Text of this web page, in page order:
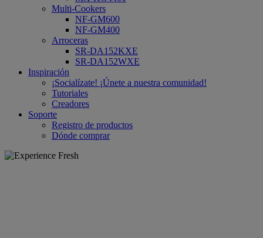
Multi-Cookers
NF-GM600
NF-GM400
Arroceras
SR-DA152KXE
SR-DA152WXE
Inspiración
¡Socialízate! ¡Únete a nuestra comunidad!
Tutoriales
Creadores
Soporte
Registro de productos
Dónde comprar